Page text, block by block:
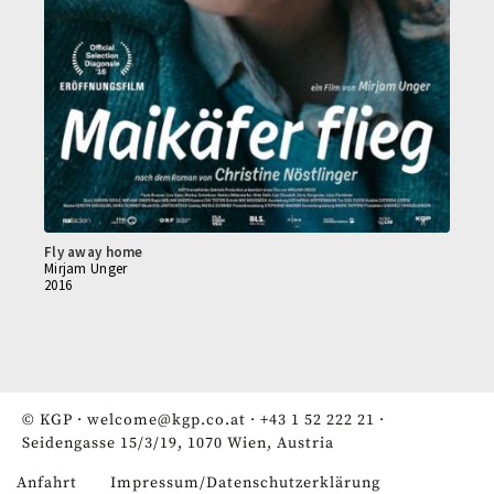
Fly away home
Mirjam Unger
2016
© KGP · welcome@kgp.co.at · +43 1 52 222 21 ·
Seidengasse 15/3/19, 1070 Wien, Austria
Anfahrt Impressum/Datenschutzerklärung